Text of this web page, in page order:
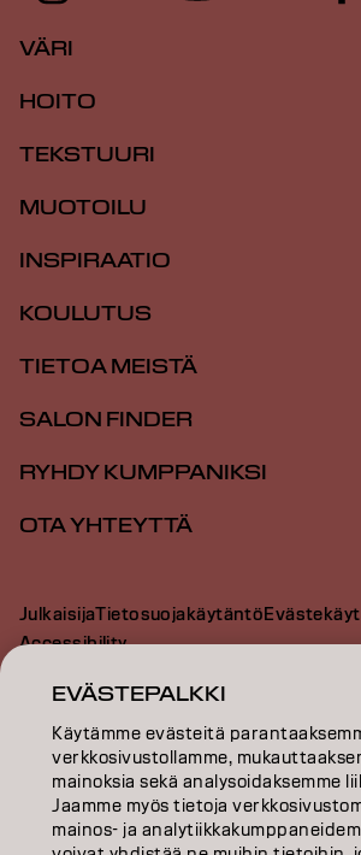
VÄRI
HOITO
TEKSTUURI
MUOTOILU
INSPIRAATIO
KOULUTUS
TIETOA MEISTÄ
SALON FINDER
RYHDY KUMPPANIKSI
OTA YHTEYTTÄ
JulkaisijaTietosuojakäytäntö
Accessibility
Goldwell is part of
EVÄSTEPALKKI
Käytämme evästeitä
verkkosivustollamme,
mainoksia sekä analysoidaksemme
Jaamme myös tietoja
mainos- ja